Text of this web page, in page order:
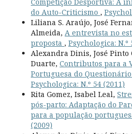
do Auto-Criticismo ,
Liliana S. Araújo, José
Almeida, A entrevista no
proposta , Psychologica: N.º
Alexandra Dinis, José
Duarte, Contributos para a
Portuguesa do
Psychologica: N.º 54 (2011)
Rita Gomez, Isabel Leal,
pós-parto: Adaptação do
para a população
(2009)